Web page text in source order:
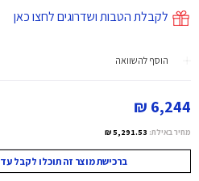
לקבלת הטבות ושדרוגים לחצו כאן
הוסף להשוואה
6,244 ₪
מחיר באילת: 5,291.53 ₪
ברכישת מוצר זה תוכלו לקבל עד 6,244 נקודות מועדון!